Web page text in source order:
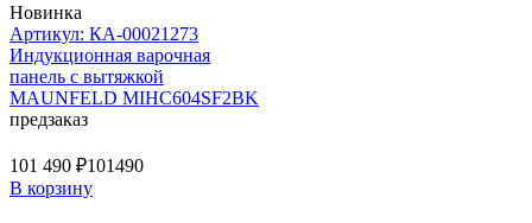
Новинка
Артикул: КА-00021273
Индукционная варочная
панель с вытяжкой
MAUNFELD MIHC604SF2BK
предзаказ
101 490 ₽101490
В корзину